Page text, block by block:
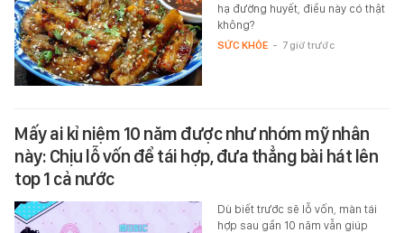
hạ đường huyết, điều này có thật
không?
SỨC KHỎE - 7 giờ trước
Mấy ai kỉ niệm 10 năm được như nhóm mỹ nhân
này: Chịu lỗ vốn để tái hợp, đưa thẳng bài hát lên
top 1 cả nước
Dù biết trước sẽ lỗ vốn, màn tái
hợp sau gần 10 năm vẫn giúp